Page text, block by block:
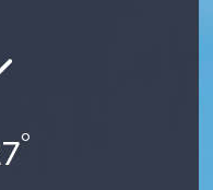
°